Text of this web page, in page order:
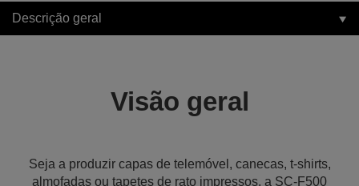
Descrição geral
Visão geral
Seja a produzir capas de telemóvel, canecas, t-shirts,
almofadas ou tapetes de rato impressos, a SC-F500